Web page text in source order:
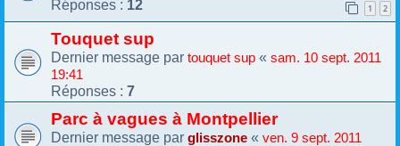
Réponses : 12 1 2
Touquet sup
Dernier message par touquet sup « sam. 10 sept. 2011
19:41
Réponses : 7
Parc à vagues à Montpellier
Dernier message par glisszone « ven. 9 sept. 2011